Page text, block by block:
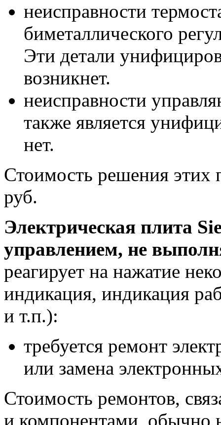
неисправности
биметаллического
Эти детали
возникнет.
неисправности
также является
нет.
Стоимость решения этих
руб.
Электрическая плита
управлением, не
реагирует на нажатие
индикация, индикация
и т.п.):
требуется ремонт
или замена
Стоимость ремонтов,
и компонентами, обычно